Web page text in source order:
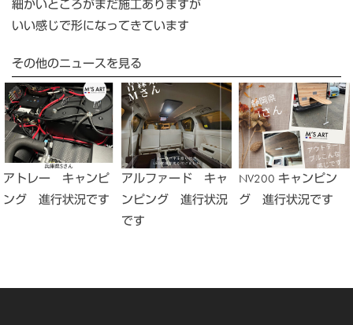
細かいところがまだ施工ありますが
いい感じで形になってきています
その他のニュースを見る
アトレー キャンピ
ング 進行状況です
アルファード キャ
ンピング 進行状況
です
NV200 キャンピン
グ 進行状況です